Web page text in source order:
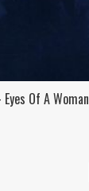
Of A Woman